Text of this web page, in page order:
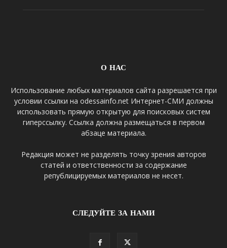
О НАС
Использование любых материалов сайта разрешается при
условии ссылки на odessainfo.net Интернет-СМИ должны
использовать прямую открытую для поисковых систем
гиперссылку. Ссылка должна размещаться в первом
абзаце материала.
Редакция может не разделять точку зрения авторов
статей и ответственности за содержание
републицируемых материалов не несет.
СЛЕДУЙТЕ ЗА НАМИ